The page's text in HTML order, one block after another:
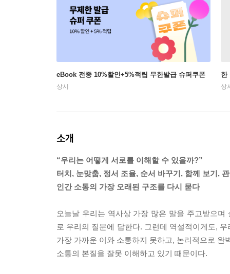
eBook 전종 10%할인+5%적립 무한발급 슈퍼쿠폰
상시
한
상
소개
“우리는 어떻게 서로를 이해할 수 있을까?”
터치, 눈맞춤, 정서 조율, 순서 바꾸기, 함께 보기,
인간 소통의 가장 오래된 구조를 다시 묻다
오늘날 우리는 역사상 가장 많은 말을 주고받으
로 우리의 질문에 답한다. 그런데 역설적이게도,
가장 가까운 이와 소통하지 못하고, 논리적으로
소통의 본질을 잘못 이해하고 있기 때문이다.